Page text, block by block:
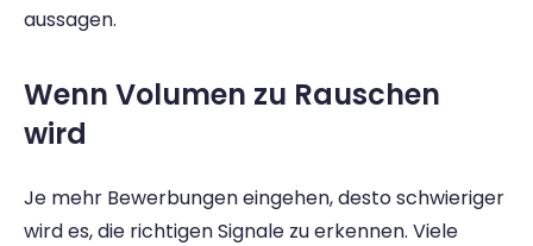
aussagen.
Wenn Volumen zu Rauschen
wird
Je mehr Bewerbungen eingehen, desto schwieriger
wird es, die richtigen Signale zu erkennen. Viele